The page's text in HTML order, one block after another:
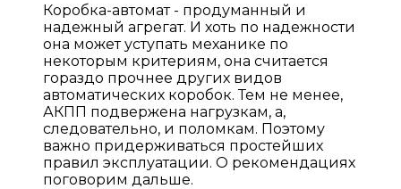
Коробка-автомат - продуманный и
надежный агрегат. И хоть по надежности
она может уступать механике по
некоторым критериям, она считается
гораздо прочнее других видов
автоматических коробок. Тем не менее,
АКПП подвержена нагрузкам, а,
следовательно, и поломкам. Поэтому
важно придерживаться простейших
правил эксплуатации. О рекомендациях
поговорим дальше.